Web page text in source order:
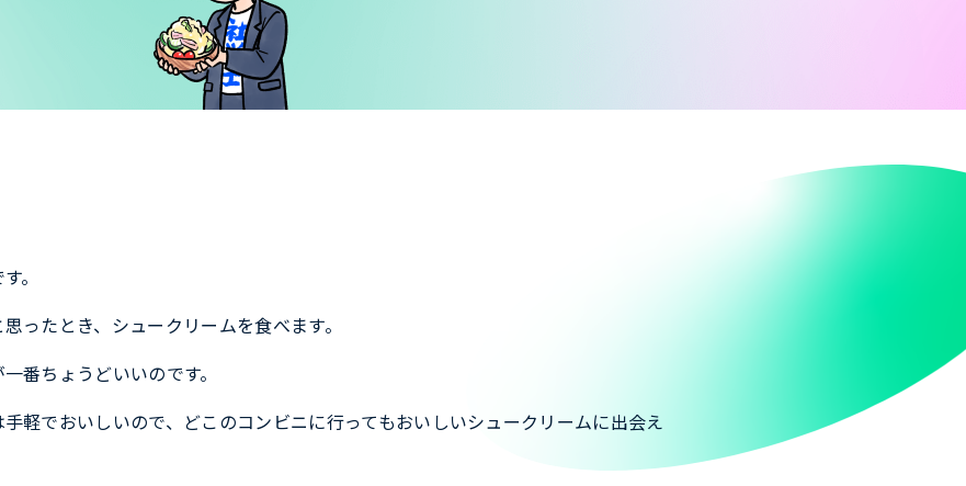
。
ったとき、シュークリームを食べます。
番ちょうどいいのです。
軽でおいしいので、どこのコンビニに行ってもおいしいシュークリームに出会え